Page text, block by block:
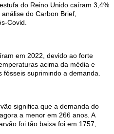
do Reino Unido caíram 3,4%
do Carbon Brief,
Covid.
em 2022, devido ao forte
acima da média e
suprimindo a demanda.
significa que a demanda do
a menor em 266 anos. A
foi tão baixa foi em 1757,